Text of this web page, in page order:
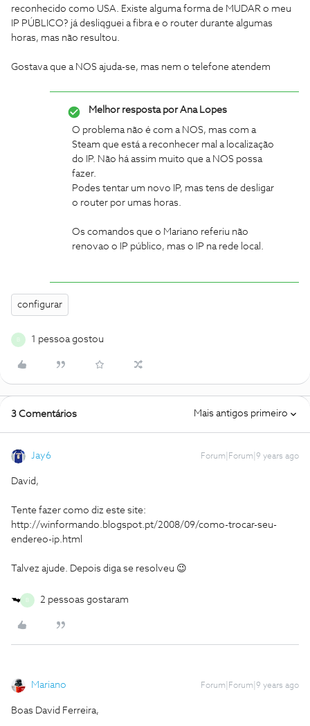
reconhecido como USA. Existe alguma forma de MUDAR o meu
IP PÚBLICO? já desliqguei a fibra e o router durante algumas
horas, mas não resultou.
Gostava que a NOS ajuda-se, mas nem o telefone atendem
Melhor resposta porAna Lopes
O problema não é com a NOS, mas com a
Steam que está a reconhecer mal a localização
do IP. Não há assim muito que a NOS possa
fazer.
Podes tentar um novo IP, mas tens de desligar
o router por umas horas.
Os comandos que o Mariano referiu não
renovao o IP público, mas o IP na rede local.
configurar
1 pessoa gostou
3 Comentários Mais antigos primeiro
Jay6 Forum|Forum|9 years ago
David,
Tente fazer como diz este site:
http://winformando.blogspot.pt/2008/09/como-trocar-seu-
endereo-ip.html
Talvez ajude. Depois diga se resolveu 😉
2 pessoas gostaram
Mariano Forum|Forum|9 years ago
Boas David Ferreira,